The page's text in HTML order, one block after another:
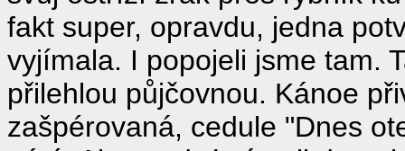
fakt super, opravdu, jedna
vyjímala. I popojeli jsme tam.
přilehlou půjčovnou. Kánoe
zašpérovaná, cedule "Dnes